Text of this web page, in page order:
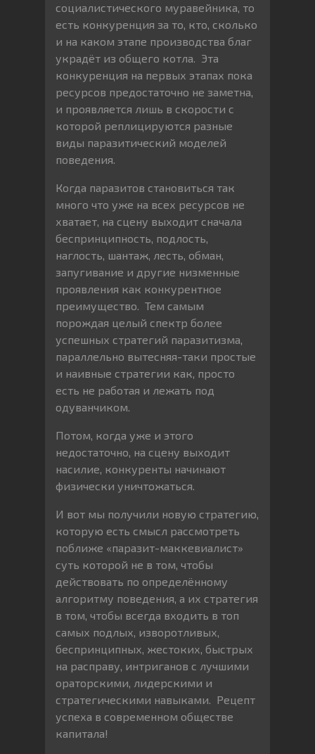
социалистического муравейника, то
есть конкуренция за то, кто, сколько
и на каком этапе производства благ
украдёт из общего котла. Эта
конкуренция на первых этапах пока
ресурсов предостаточно не заметна,
и проявляется лишь в скорости с
которой реплицируются разные
виды паразитический моделей
поведения.
Когда паразитов становиться так
много что уже на всех ресурсов не
хватает, на сцену выходит сначала
беспринципность, подлость,
наглость, шантаж, лесть, обман,
запугивание и другие низменные
проявления как конкурентное
преимущество. Тем самым
порождая целый спектр более
успешных стратегий паразитизма,
параллельно вытесняя-таки простые
и наивные стратегии как, просто
есть не работая и лежать под
одуванчиком.
Потом, когда уже и этого
недостаточно, на сцену выходит
насилие, конкуренты начинают
физически уничтожаться.
И вот мы получили новую стратегию,
которую есть смысл рассмотреть
поближе «паразит-маккевиалист»
суть которой не в том, чтобы
действовать по определённому
алгоритму поведения, а их стратегия
в том, чтобы всегда входить в топ
самых подлых, изворотливых,
беспринципных, жестоких, быстрых
на расправу, интриганов с лучшими
ораторскими, лидерскими и
стратегическими навыками. Рецепт
успеха в современном обществе
капитала!